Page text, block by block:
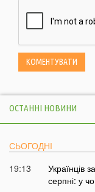
ОСТАННІ НОВИНИ
СЬОГОДНІ
19:13
Українців
серпні: у